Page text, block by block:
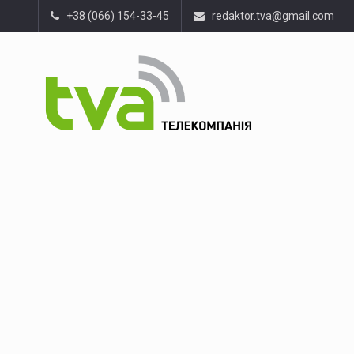
+38 (066) 154-33-45 redaktor.tva@gmail.com